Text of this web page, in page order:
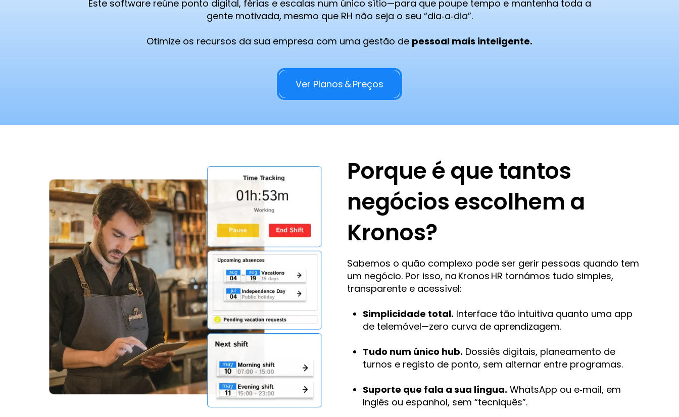
Este software reúne ponto digital, férias e escalas num único sítio—para que poupe tempo e mantenha toda a
gente motivada, mesmo que RH não seja o seu “dia‑a‑dia”.
Otimize os recursos da sua empresa com uma gestão de pessoal mais inteligente.
Ver Planos & Preços
Porque é que tantos
negócios escolhem a
Kronos?
Sabemos o quão complexo pode ser gerir pessoas quando tem
um negócio. Por isso, na Kronos HR tornámos tudo simples,
transparente e acessível:
Simplicidade total. Interface tão intuitiva quanto uma app
de telemóvel—zero curva de aprendizagem.
Tudo num único hub. Dossiês digitais, planeamento de
turnos e registo de ponto, sem alternar entre programas.
Suporte que fala a sua língua. WhatsApp ou e‑mail, em
Inglês ou espanhol, sem “tecniquês”.